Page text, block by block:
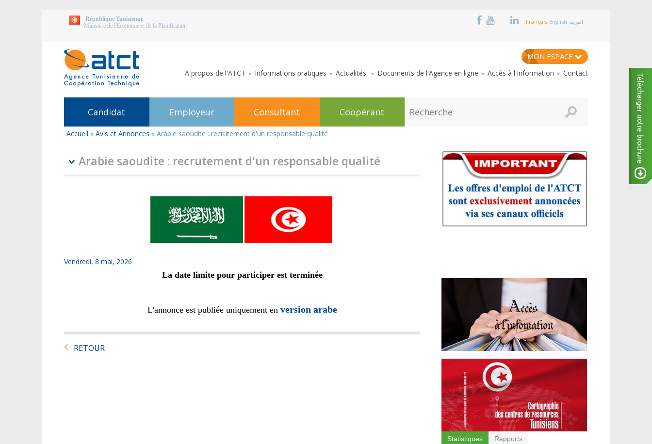
République Tunisienne
Ministère de l'Economie et de la Planification
Français English العربية
MON ESPACE
A propos de l'ATCT Informations pratiques Actualités Documents de l'Agence en ligne Accès à l'Information Contact
Candidat Employeur Consultant Coopérant e
Vous
Accueil » Avis et Annonces » Arabie saoudite : recrutement d'un responsable qualité
Arabie saoudite : recrutement d'un responsable qualité
Vendredi, 8 mai, 2026
La date limite pour participer est terminée
L'annonce est publiée uniquement en version arabe
RETOUR
Statistiques Rapports